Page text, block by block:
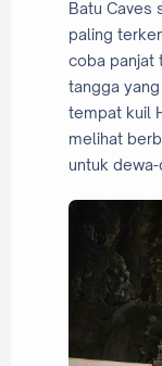
Batu Caves
paling
coba panjat
tangga
tempat kuil
melihat
untuk dewa-